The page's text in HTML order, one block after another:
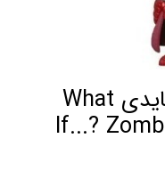
فانکو پاپ زامبی هانتر اسپایدی What
If...?